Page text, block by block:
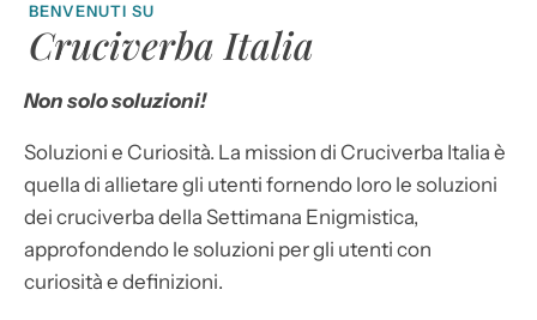
BENVENUTI SU
Cruciverba Italia
Non solo soluzioni!
Soluzioni e Curiosità. La mission di Cruciverba Italia è
quella di allietare gli utenti fornendo loro le soluzioni
dei cruciverba della Settimana Enigmistica,
approfondendo le soluzioni per gli utenti con
curiosità e definizioni.